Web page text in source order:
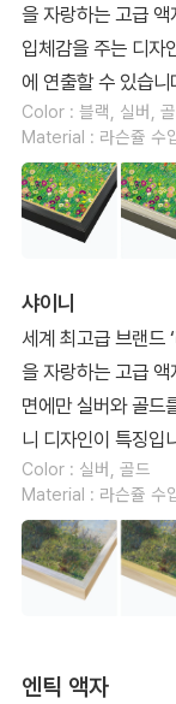
을 자랑하는 고급
입체감을 주는 디자
에 연출할 수 있습니
Color : 블랙, 실버,
Material : 라슨쥴 수
샤이니
세계 최고급 브랜드
을 자랑하는 고급
면에만 실버와 골드
니 디자인이 특징입
Color : 실버, 골드
Material : 라슨쥴 수
엔틱 액자